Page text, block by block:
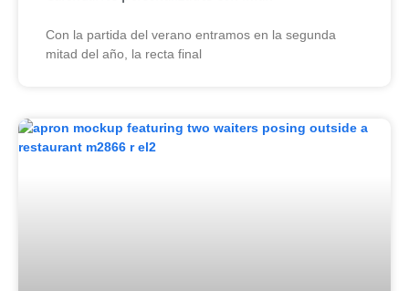
Con la partida del verano entramos en la segunda
mitad del año, la recta final